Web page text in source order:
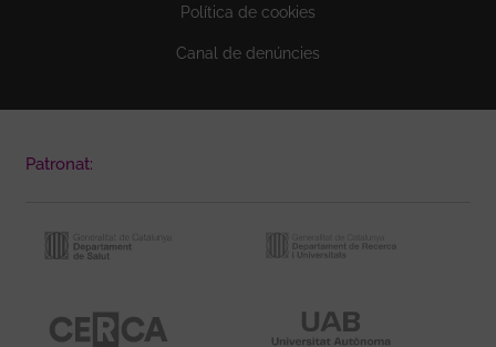
Política de cookies
Canal de denúncies
Patronat: